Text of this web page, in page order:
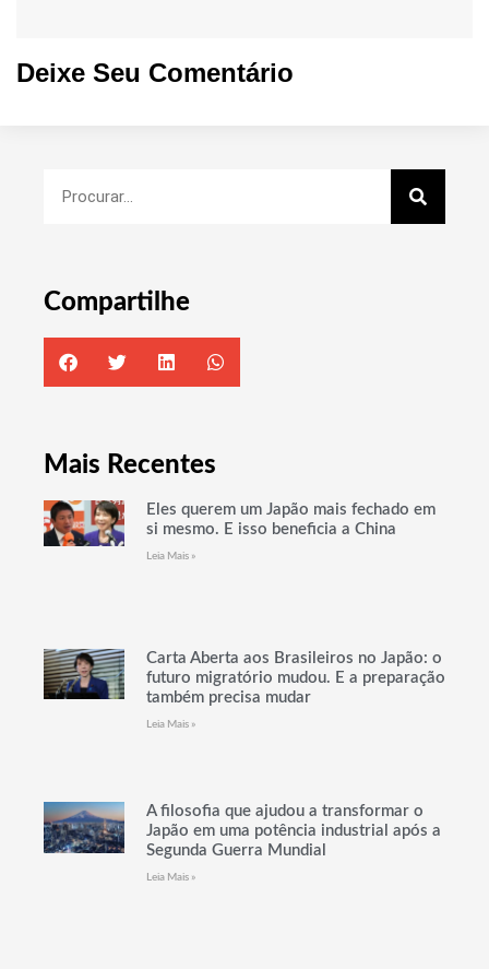
Deixe Seu Comentário
Compartilhe
Mais Recentes
Eles querem um Japão mais fechado em
si mesmo. E isso beneficia a China
Leia Mais »
Carta Aberta aos Brasileiros no Japão: o
futuro migratório mudou. E a preparação
também precisa mudar
Leia Mais »
A filosofia que ajudou a transformar o
Japão em uma potência industrial após a
Segunda Guerra Mundial
Leia Mais »